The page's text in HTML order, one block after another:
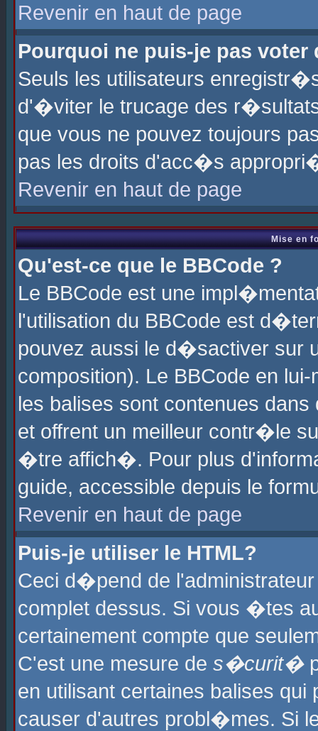
Revenir en haut de page
Pourquoi ne puis-je pas voter
Seuls les utilisateurs
d'�viter le trucage des
que vous ne pouvez toujours
pas les droits d'acc�s
Revenir en haut de page
Mise en
Qu'est-ce que le BBCode ?
Le BBCode est une
l'utilisation du BBCode est
pouvez aussi le d�sactiver sur
composition). Le BBCode en
les balises sont contenues
et offrent un meilleur contr�le
�tre affich�. Pour plus
guide, accessible depuis le
Revenir en haut de page
Puis-je utiliser le HTML?
Ceci d�pend de
complet dessus. Si vous �tes
certainement compte que
C'est une mesure de s�curit�
en utilisant certaines balises
causer d'autres probl�mes. Si